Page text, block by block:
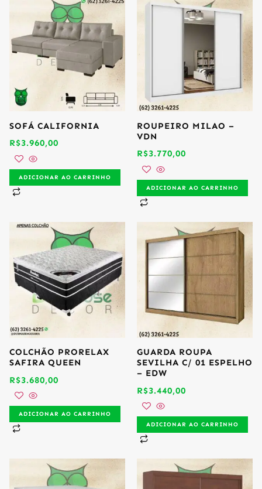
SOFÁ CALIFORNIA
R$3.960,00
ADICIONAR AO CARRINHO
ROUPEIRO MILAO –
VDN
R$3.770,00
ADICIONAR AO CARRINHO
COLCHÃO PRORELAX
SAFIRA QUEEN
R$3.680,00
ADICIONAR AO CARRINHO
GUARDA ROUPA
SEVILHA C/ 01 ESPELHO
– EDW
R$3.440,00
ADICIONAR AO CARRINHO